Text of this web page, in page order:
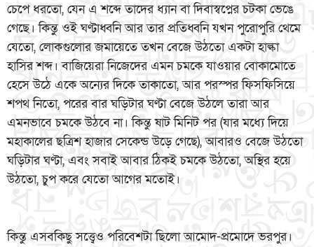
চেপে ধরতো, যেন এ শব্দে তাদের ধ্যান বা দিবাস্বপ্নের চটকা ভেঙে
গেছে। কিন্তু ওই ঘণ্টাধ্বনি আর তার প্রতিধ্বনি যখন পুরোপুরি থেমে
যেতো, লোকগুলোর জমায়েতে তখন বেজে উঠতো একটা হাল্কা
হাসির শব্দ। বাজিয়েরা নিজেদের এমন চমকে যাওয়ার বোকামোতে
হেসে উঠে একে অন্যের দিকে তাকাতো, আর পরস্পর ফিসফিসিয়ে
শপথ নিতো, পরের বার ঘড়িটার ঘণ্টা বেজে উঠলে তারা আর
এমনভাবে চমকে উঠবে না। কিন্তু ষাট মিনিট পর (যার মধ্যে দিয়ে
মহাকালের ছত্রিশ হাজার সেকেন্ড উড়ে গেছে), আবারও বেজে উঠতো
ঘড়িটার ঘণ্টা, এবং সবাই আবার ঠিকই চমকে উঠতো, অস্থির হয়ে
উঠতো, চুপ করে যেতো আগের মতোই।
কিন্তু এসবকিছু সত্ত্বেও পরিবেশটা ছিলো আমোদ-প্রমোদে ভরপুর।